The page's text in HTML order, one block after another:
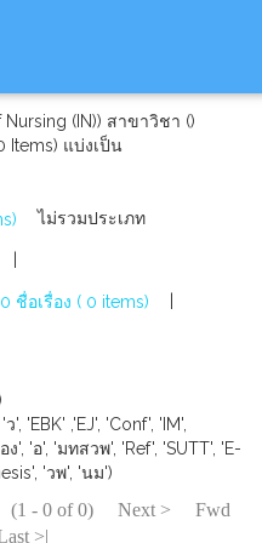
(IN)) สาขาวิชา ()
Items) แบ่งเป็น
items) ไม่รวมประเภท
วาสาร/Journal/Ejournal (ว/J/EJ) 0 ชื่อเรื่อง ( 0 items)
', 'EBK' ,'EJ', 'Conf', 'IM',
', 'อ', 'มทสวพ', 'Ref', 'SUTT', 'E-
'วพ', 'นม')
(1 - 0 of 0) Next >
Fwd
>|